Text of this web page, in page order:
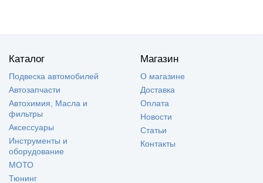
Каталог
Подвеска автомобилей
Автозапчасти
Автохимия, Масла и
фильтры
Аксессуары
Инструменты и
оборудование
МОТО
Тюнинг
Магазин
О магазине
Доставка
Оплата
Новости
Статьи
Контакты